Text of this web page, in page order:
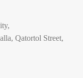
Qatortol Street,